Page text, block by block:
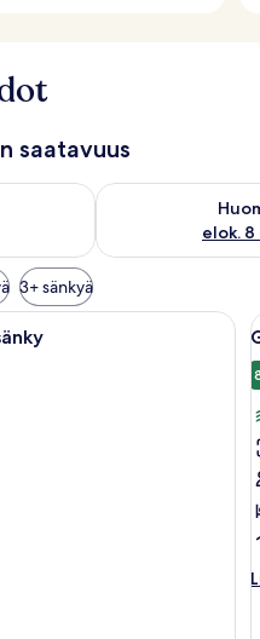
saatavuus
elok. 7 - elok. 8
elok. 8
Tarkista huomisen
3+ sänkyä
Hotellihuone, jossa on suuri sänky,
1